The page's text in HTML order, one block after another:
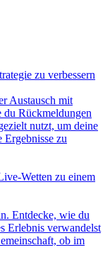
zu verbessern
Austausch mit
du Rückmeldungen
nutzt, um deine
Ergebnisse zu
Wetten zu einem
Entdecke, wie du
Erlebnis verwandelst
ob im